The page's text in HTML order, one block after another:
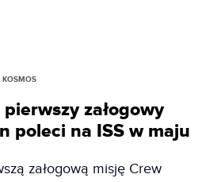
KOSMOS
załogowy
poleci na ISS w maju
załogową misję Crew